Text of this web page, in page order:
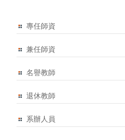
專任師資
兼任師資
名譽教師
退休教師
系辦人員